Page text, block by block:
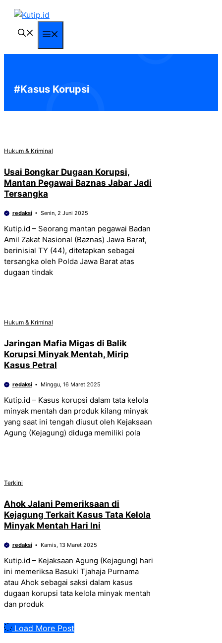
Langsung
#Kasus Korupsi
Hukum & Kriminal
Usai Bongkar Dugaan Korupsi,
Mantan Pegawai Baznas Jabar Jadi
Tersangka
redaksi Senin, 2 Juni 2025
Kutip.id – Seorang mantan pegawai Badan
Amil Zakat Nasional (Baznas) Jawa Barat,
berinisial TY (44), ditetapkan sebagai
tersangka oleh Polda Jawa Barat atas
dugaan tindak
Hukum & Kriminal
Jaringan Mafia Migas di Balik
Korupsi Minyak Mentah, Mirip
Kasus Petral
redaksi Minggu, 16 Maret 2025
Kutip.id – Kasus korupsi dalam tata kelola
minyak mentah dan produk kilang minyak
yang saat ini tengah diusut oleh Kejaksaan
Agung (Kejagung) diduga memiliki pola
Terkini
Ahok Jalani Pemeriksaan di
Kejagung Terkait Kasus Tata Kelola
Minyak Mentah Hari Ini
redaksi Kamis, 13 Maret 2025
Kutip.id – Kejaksaan Agung (Kejagung) hari
ini memeriksa Basuki Tjahaja Purnama
atau Ahok sebagai saksi dalam kasus
dugaan korupsi tata kelola minyak mentah
dan produk
Load More Post